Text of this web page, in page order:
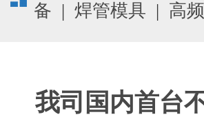
备 | 焊管模具 | 高
我司国内首台